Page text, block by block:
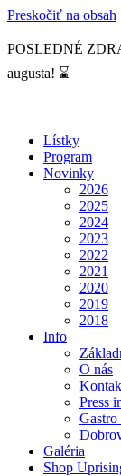
Preskočiť na obsah
POSLEDNÉ
augusta! ⌛
Lístky
Program
Novinky
2026
2025
2024
2023
2022
2021
2020
2019
2018
Info
O nás
Press
Gastro
Galéria
Shop